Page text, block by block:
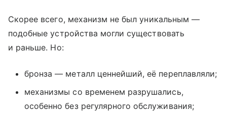
Скорее всего, механизм не был уникальным —
подобные устройства могли существовать
и раньше. Но:
бронза — металл ценнейший, её переплавляли;
механизмы со временем разрушались,
особенно без регулярного обслуживания;